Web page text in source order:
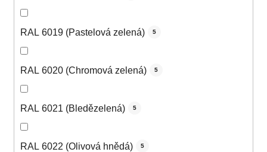
RAL 6019 (Pastelová zelená) 5
RAL 6020 (Chromová zelená) 5
RAL 6021 (Bledězelená) 5
RAL 6022 (Olivová hnědá) 5